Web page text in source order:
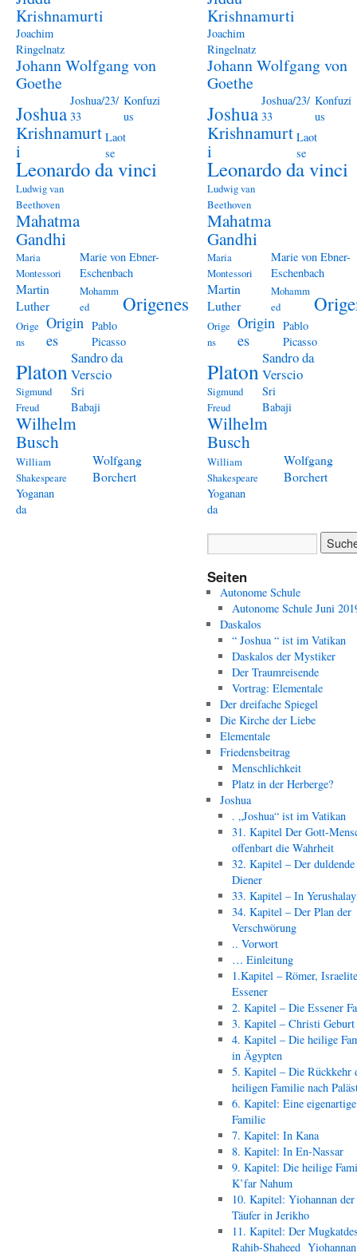
Krishnamurti
Joachim
Ringelnatz
Johann Wolfgang von
Goethe
Joshua
Joshua/23/
33
Konfuzi
us
Krishnamurt
i
Laot
se
Leonardo da vinci
Ludwig van
Beethoven
Mahatma
Gandhi
Maria
Montessori
Marie von Ebner-
Eschenbach
Martin
Luther
Mohamm
ed
Origenes
Orige
ns
Origin
es
Pablo
Picasso
Platon
Sandro da
Verscio
Sigmund
Freud
Sri
Babaji
Wilhelm
Busch
William
Shakespeare
Wolfgang
Borchert
Yoganan
da
Krishnamurti
Joachim
Ringelnatz
Johann Wolfgang von
Goethe
Joshua
Joshua/23/
33
Konfuzi
us
Krishnamurt
i
Laot
se
Leonardo da vinci
Ludwig van
Beethoven
Mahatma
Gandhi
Maria
Montessori
Marie von Ebner-
Eschenbach
Martin
Luther
Mohamm
ed
Orige
ns
Origin
es
Pablo
Picasso
Platon
Sandro da
Verscio
Sigmund
Freud
Sri
Babaji
Wilhelm
Busch
William
Shakespeare
Wolfgang
Borchert
Yoganan
da
Seiten
Autonome Schule
Autonome Schule Juni
Daskalos
“ Joshua “ ist im Vatikan
Daskalos der Mystiker
Der Traumreisende
Vortrag: Elementale
Der dreifache Spiegel
Die Kirche der Liebe
Elementale
Friedensbeitrag
Menschlichkeit
Platz in der Herberge?
Joshua
. „Joshua“ ist im Vatikan
31. Kapitel Der Gott-
offenbart die Wahrheit
32. Kapitel – Der duldende
Diener
33. Kapitel – In
34. Kapitel – Der Plan der
Verschwörung
.. Vorwort
… Einleitung
1.Kapitel – Römer,
Essener
2. Kapitel – Die Essener
3. Kapitel – Christi Geburt
4. Kapitel – Die heilige
in Ägypten
5. Kapitel – Die Rückkehr
heiligen Familie nach
6. Kapitel: Eine eigenartige
Familie
7. Kapitel: In Kana
8. Kapitel: In En-Nassar
9. Kapitel: Die heilige
K’far Nahum
10. Kapitel: Yiohannan der
Täufer in Jerikho
11. Kapitel: Der
Rahib-Shaheed